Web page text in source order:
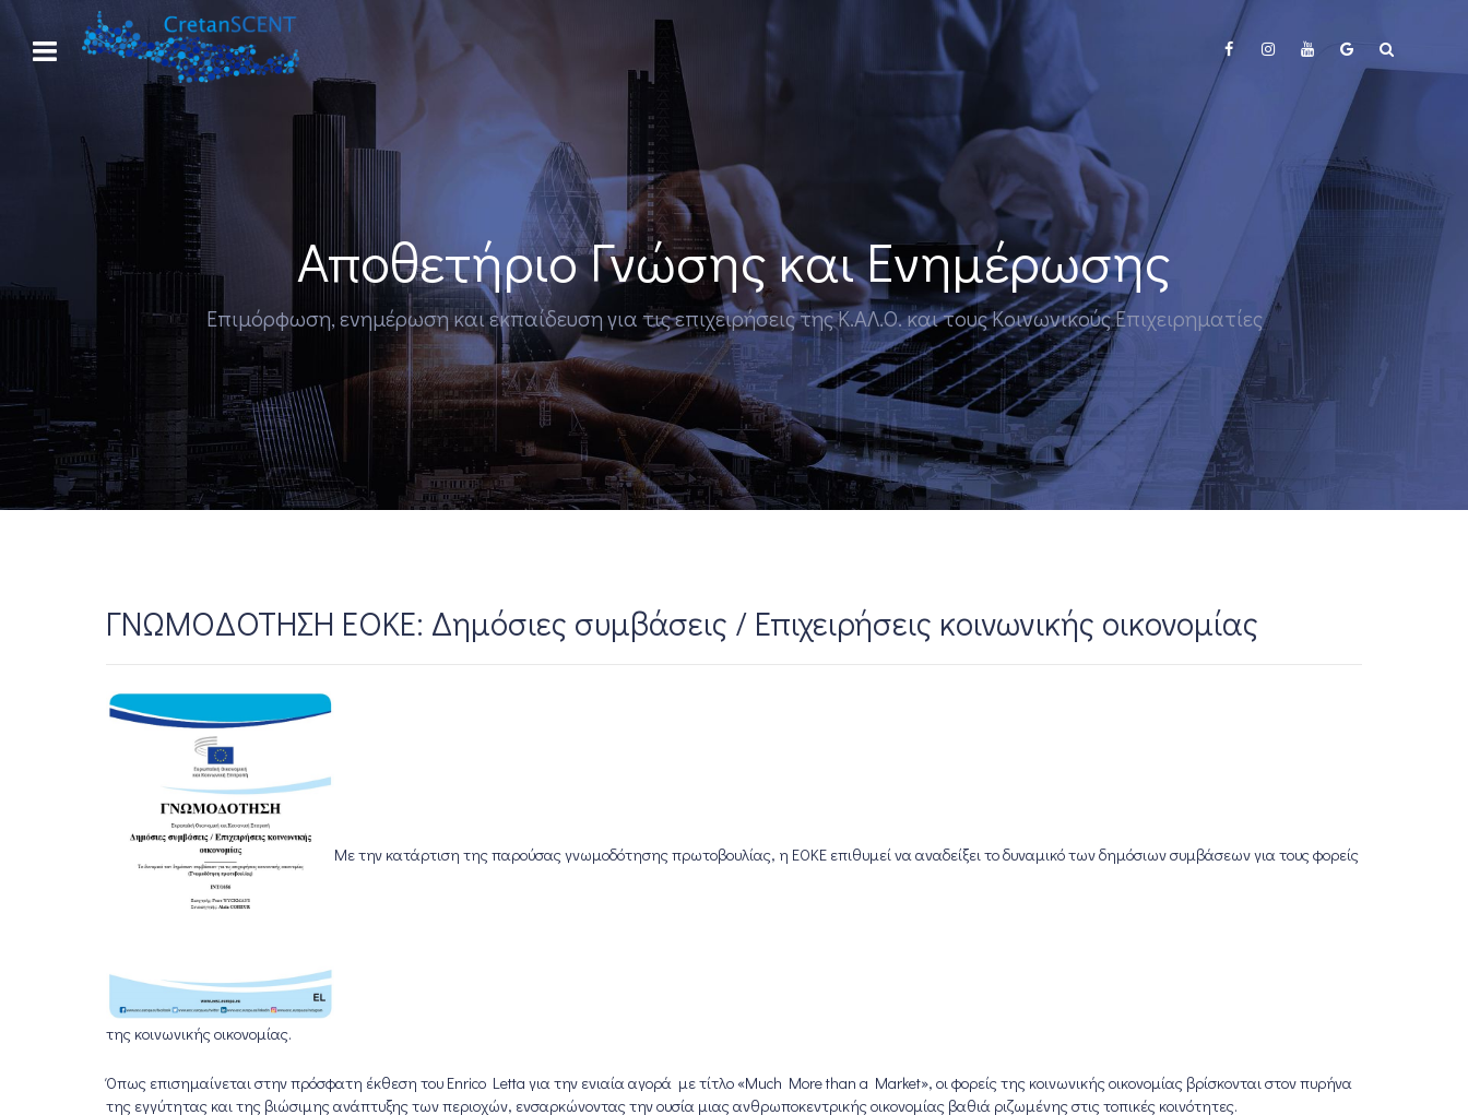
Αποθετήριο Γνώσης και Ενημέρωσης
Επιμόρφωση, ενημέρωση και εκπαίδευση για τις επιχειρήσεις της Κ.ΑΛ.Ο. και τους Κοινωνικούς Επιχειρηματίες
ΓΝΩΜΟΔΟΤΗΣΗ ΕΟΚΕ: Δημόσιες συμβάσεις / Επιχειρήσεις κοινωνικής οικονομίας
Με την κατάρτιση της παρούσας γνωμοδότησης πρωτοβουλίας, η ΕΟΚΕ επιθυμεί να αναδείξει το δυναμικό των δημόσιων συμβάσεων για τους φορείς
της κοινωνικής οικονομίας.
Όπως επισημαίνεται στην πρόσφατη έκθεση του Enrico Letta για την ενιαία αγορά με τίτλο «Much More than a Market», οι φορείς της κοινωνικής οικονομίας βρίσκονται στον πυρήνα
της εγγύτητας και της βιώσιμης ανάπτυξης των περιοχών, ενσαρκώνοντας την ουσία μιας ανθρωποκεντρικής οικονομίας βαθιά ριζωμένης στις τοπικές κοινότητες.